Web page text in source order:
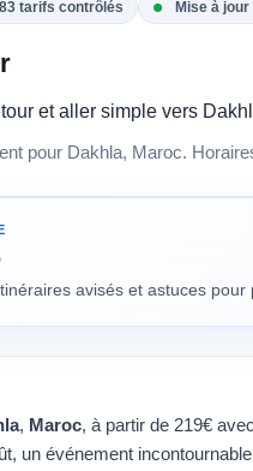
tarifs contrôlés Mise à
et aller simple vers
pour Dakhla, Maroc.
avisés et astuces
, Maroc, à partir de 219€ avec
un événement